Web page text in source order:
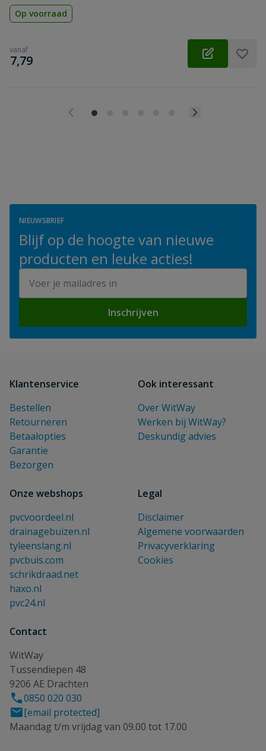
Op voorraad
vanaf
€
7,79
NIEUWSBRIEF
Blijf op de hoogte van nieuwe
producten en leuke acties!
Inschrijven
Klantenservice
Bestellen
Retourneren
Betaalopties
Garantie
Bezorgen
Ook interessant
Over WitWay
Werken bij WitWay?
Deskundig advies
Onze webshops
pvcvoordeel.nl
drainagebuizen.nl
tyleenslang.nl
pvcbuis.com
schrikdraad.net
haxo.nl
pvc24.nl
Legal
Disclaimer
Algemene voorwaarden
Privacyverklaring
Cookies
Contact
WitWay
Tussendiepen 48
9206 AE Drachten
0850 020 030
[email protected]
Maandag t/m vrijdag van 09.00 tot 17.00